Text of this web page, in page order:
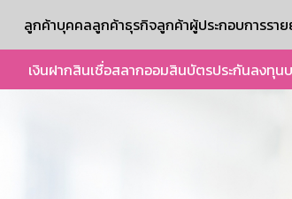
ลูกค้าบุคคลลูกค้าธุรกิจลูกค้าผู้ประกอบการรา
เงินฝากสินเชื่อสลากออมสินบัตรประกันลงทุน